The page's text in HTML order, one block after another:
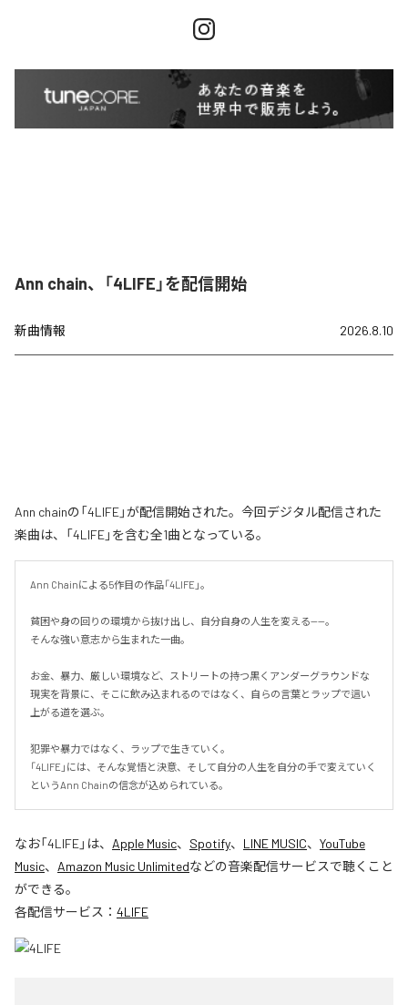
Ann chain、「4LIFE」を配信開始
新曲情報 2026.8.10
Ann chainの「4LIFE」が配信開始された。今回デジタル配信された
楽曲は、「4LIFE」を含む全1曲となっている。
Ann Chainによる5作目の作品「4LIFE」。
貧困や身の回りの環境から抜け出し、自分自身の人生を変える——。
そんな強い意志から生まれた一曲。
お金、暴力、厳しい環境など、ストリートの持つ黒くアンダーグラウンドな
現実を背景に、そこに飲み込まれるのではなく、自らの言葉とラップで這い
上がる道を選ぶ。
犯罪や暴力ではなく、ラップで生きていく。
「4LIFE」には、そんな覚悟と決意、そして自分の人生を自分の手で変えていく
というAnn Chainの信念が込められている。
なお「4LIFE」は、 Apple Music、 Spotify、 LINE MUSIC、 YouTube
Music、 Amazon Music Unlimitedなどの音楽配信サービスで聴くこと
ができる。
各配信サービス： 4LIFE